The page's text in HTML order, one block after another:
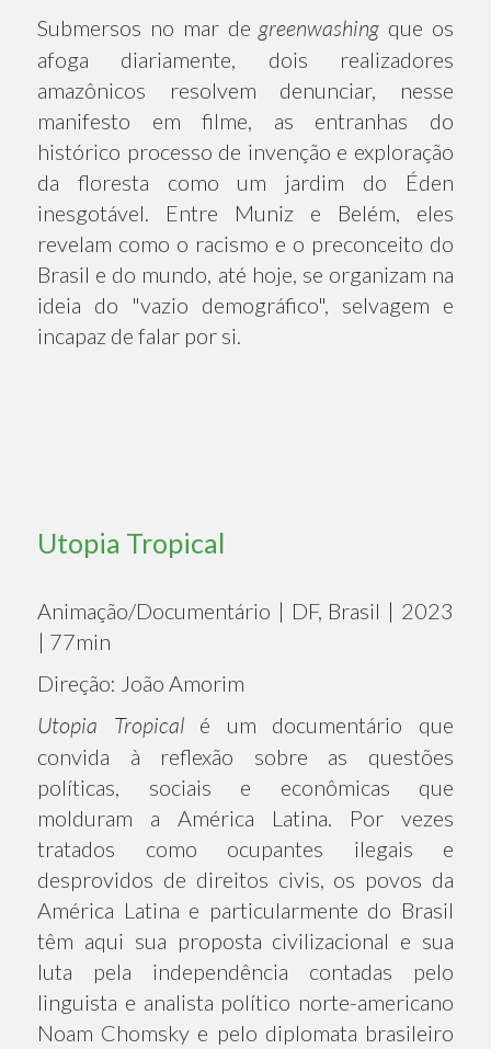
Submersos no mar de greenwashing que os
afoga diariamente, dois realizadores
amazônicos resolvem denunciar, nesse
manifesto em filme, as entranhas do
histórico processo de invenção e exploração
da floresta como um jardim do Éden
inesgotável. Entre Muniz e Belém, eles
revelam como o racismo e o preconceito do
Brasil e do mundo, até hoje, se organizam na
ideia do "vazio demográfico", selvagem e
incapaz de falar por si.
Utopia Tropical
Animação/Documentário | DF, Brasil | 2023
| 77min
Direção: João Amorim
Utopia Tropicalé um documentário que
convida à reflexão sobre as questões
políticas, sociais e econômicas que
molduram a América Latina. Por vezes
tratados como ocupantes ilegais e
desprovidos de direitos civis, os povos da
América Latina e particularmente do Brasil
têm aqui sua proposta civilizacional e sua
luta pela independência contadas pelo
linguista e analista político norte-americano
Noam Chomsky e pelo diplomata brasileiro